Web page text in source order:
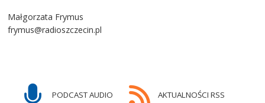
Małgorzata Frymus
frymus@radioszczecin.pl
PODCAST AUDIO AKTUALNOŚCI RSS